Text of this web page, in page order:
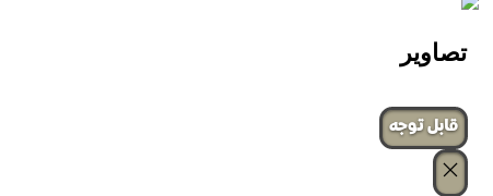
تصاویر
‌قابل توجه